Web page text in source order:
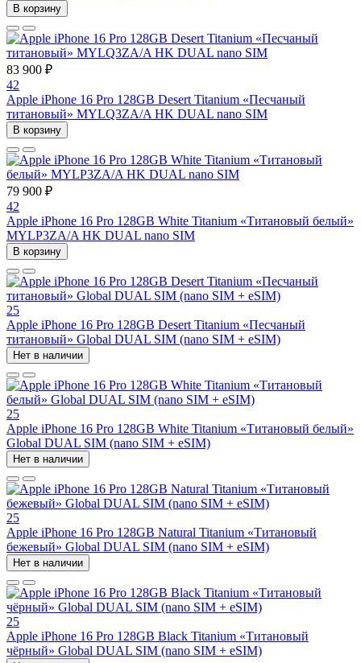
В корзину
83 900 ₽
42
Apple iPhone 16 Pro 128GB Desert Titanium «Песчаный
титановый» MYLQ3ZA/A HK DUAL nano SIM
В корзину
79 900 ₽
42
Apple iPhone 16 Pro 128GB White Titanium «Титановый белый»
MYLP3ZA/A HK DUAL nano SIM
В корзину
25
Apple iPhone 16 Pro 128GB Desert Titanium «Песчаный
титановый» Global DUAL SIM (nano SIM + eSIM)
Нет в наличии
25
Apple iPhone 16 Pro 128GB White Titanium «Титановый белый»
Global DUAL SIM (nano SIM + eSIM)
Нет в наличии
25
Apple iPhone 16 Pro 128GB Natural Titanium «Tитановый
бежевый» Global DUAL SIM (nano SIM + eSIM)
Нет в наличии
25
Apple iPhone 16 Pro 128GB Black Titanium «Титановый
чёрный» Global DUAL SIM (nano SIM + eSIM)